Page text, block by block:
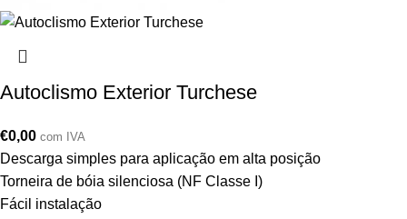
Autoclismo Exterior Turchese
€0,00 com IVA
Descarga simples para aplicação em alta posição
Torneira de bóia silenciosa (NF Classe I)
Fácil instalação